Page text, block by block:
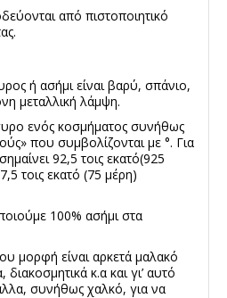
από πιστοποιητικό
ή ασήμι είναι βαρύ, σπάνιο,
μεταλλική λάμψη.
ενός κοσμήματος συνήθως
που συμβολίζονται με °. Για
92,5 τοις εκατό(925
τοις εκατό (75 μέρη)
100% ασήμι στα
μορφή είναι αρκετά μαλακό
κ.α και γι’ αυτό
συνήθως χαλκό, για να